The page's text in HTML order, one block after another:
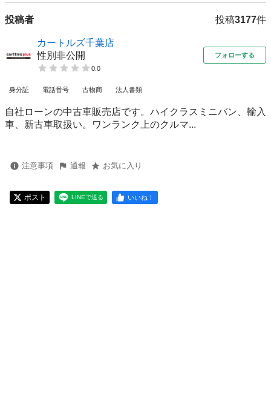
投稿者 投稿3177件
カートルズ千葉店
性別非公開
0.0
フォローする
身分証 電話番号 古物商 法人書類
自社ローンの中古車販売店です。ハイクラスミニバン、輸入
車、新古車取扱い。ワンランク上のクルマ...
注意事項 通報 お気に入り
ポスト LINEで送る いいね！